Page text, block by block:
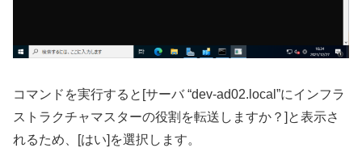
コマンドを実行すると[サーバ “dev-ad02.local”にインフラ
ストラクチャマスターの役割を転送しますか？]と表示さ
れるため、[はい]を選択します。